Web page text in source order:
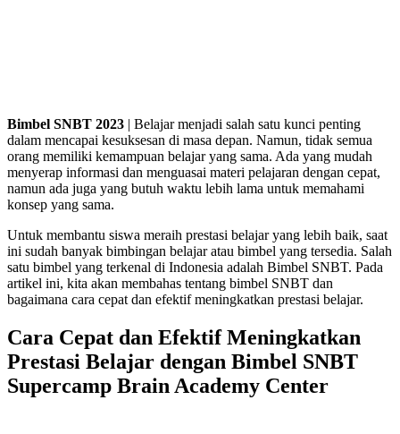
Bimbel SNBT 2023 | Belajar menjadi salah satu kunci penting
dalam mencapai kesuksesan di masa depan. Namun, tidak semua
orang memiliki kemampuan belajar yang sama. Ada yang mudah
menyerap informasi dan menguasai materi pelajaran dengan cepat,
namun ada juga yang butuh waktu lebih lama untuk memahami
konsep yang sama.
Untuk membantu siswa meraih prestasi belajar yang lebih baik, saat
ini sudah banyak bimbingan belajar atau bimbel yang tersedia. Salah
satu bimbel yang terkenal di Indonesia adalah Bimbel SNBT. Pada
artikel ini, kita akan membahas tentang bimbel SNBT dan
bagaimana cara cepat dan efektif meningkatkan prestasi belajar.
Cara Cepat dan Efektif Meningkatkan
Prestasi Belajar dengan Bimbel SNBT
Supercamp Brain Academy Center